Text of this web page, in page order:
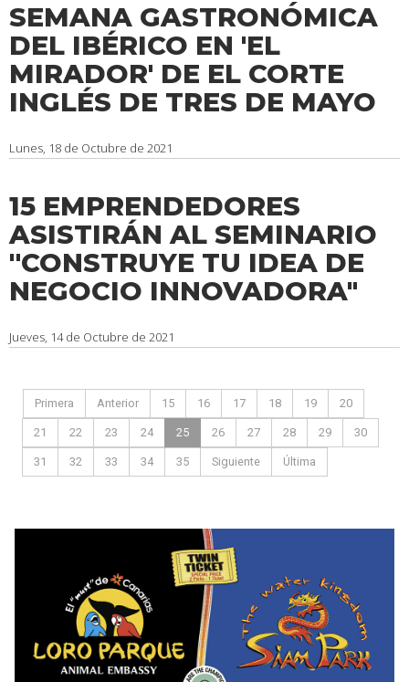
SEMANA GASTRONÓMICA
DEL IBÉRICO EN 'EL
MIRADOR' DE EL CORTE
INGLÉS DE TRES DE MAYO
Lunes, 18 de Octubre de 2021
15 EMPRENDEDORES
ASISTIRÁN AL SEMINARIO
''CONSTRUYE TU IDEA DE
NEGOCIO INNOVADORA"
Jueves, 14 de Octubre de 2021
Primera Anterior 15 16 17 18 19 20
21 22 23 24 25 26 27 28 29 30
31 32 33 34 35 Siguiente Última